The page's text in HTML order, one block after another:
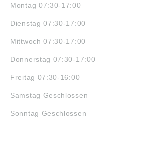
Montag 07:30-17:00
Dienstag 07:30-17:00
Mittwoch 07:30-17:00
Donnerstag 07:30-17:00
Freitag 07:30-16:00
Samstag Geschlossen
Sonntag Geschlossen